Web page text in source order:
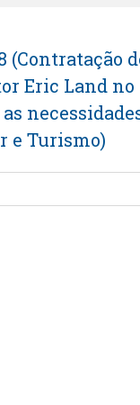
(Contratação
Eric Land no
e Turismo)